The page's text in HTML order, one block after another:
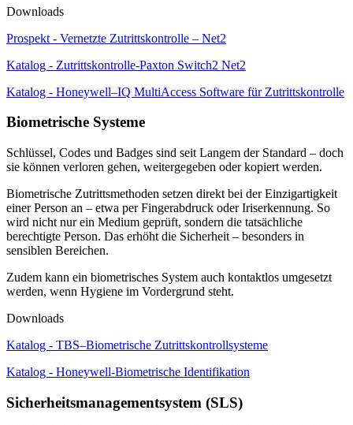
Downloads
Prospekt - Vernetzte Zutrittskontrolle – Net2
Katalog - Zutrittskontrolle-Paxton Switch2 Net2
Katalog - Honeywell–IQ MultiAccess Software für Zutrittskontrolle
Biometrische Systeme
Schlüssel, Codes und Badges sind seit Langem der Standard – doch
sie können verloren gehen, weitergegeben oder kopiert werden.
Biometrische Zutrittsmethoden setzen direkt bei der Einzigartigkeit
einer Person an – etwa per Fingerabdruck oder Iriserkennung. So
wird nicht nur ein Medium geprüft, sondern die tatsächliche
berechtigte Person. Das erhöht die Sicherheit – besonders in
sensiblen Bereichen.
Zudem kann ein biometrisches System auch kontaktlos umgesetzt
werden, wenn Hygiene im Vordergrund steht.
Downloads
Katalog - TBS–Biometrische Zutrittskontrollsysteme
Katalog - Honeywell-Biometrische Identifikation
Sicherheitsmanagementsystem (SLS)